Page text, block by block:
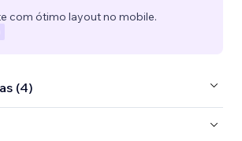
com ótimo layout no mobile.
(4)